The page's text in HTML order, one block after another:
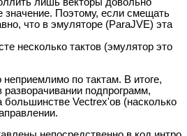
и затем, с каждым кадром,
лишь векторы довольно
значение. Поэтому, если смещать
что в эмуляторе (ParaJVE) эта
несколько тактов (эмулятор это
по тактам. В итоге,
подпрограмм,
Vectrex'ов (насколько